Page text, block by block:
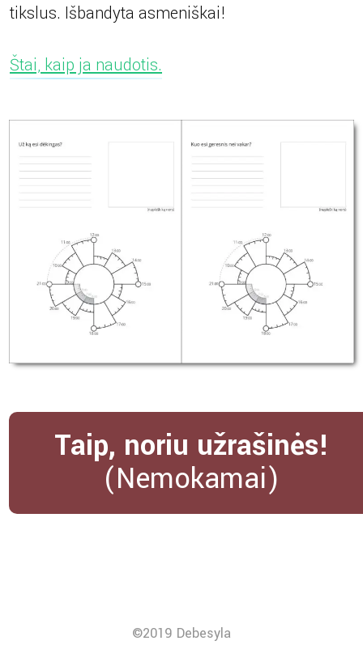
tikslus. Išbandyta asmeniškai!
Štai, kaip ja naudotis.
Taip, noriu užrašinės!
(Nemokamai)
©2019 Debesyla